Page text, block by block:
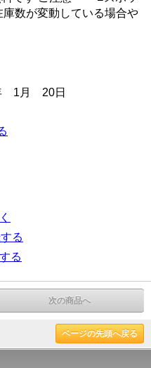
庫数が変動している場合や
1月 20日
る
る
次の商品へ
ページの先頭へ戻る